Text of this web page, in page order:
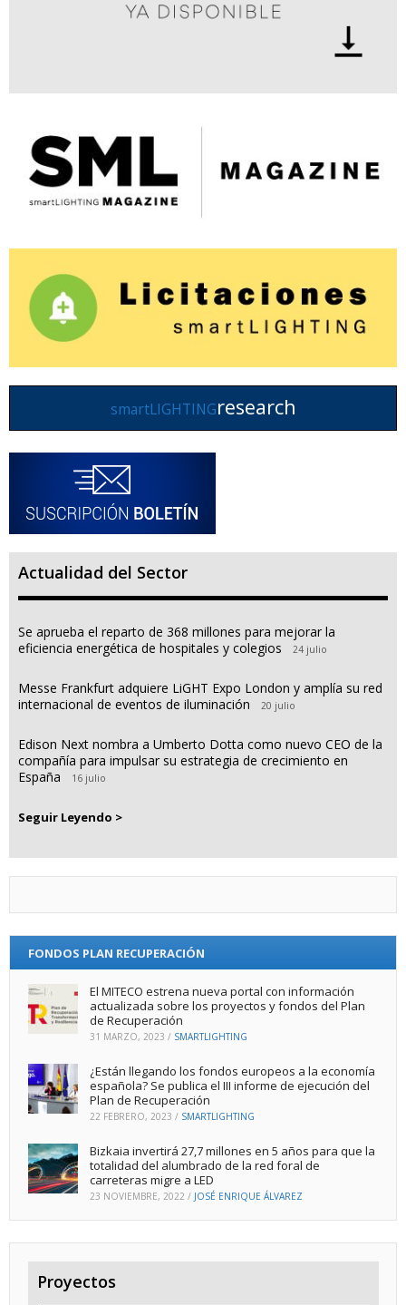
smartLIGHTINGresearch
Actualidad del Sector
Se aprueba el reparto de 368 millones para mejorar la
eficiencia energética de hospitales y colegios
24 julio
Messe Frankfurt adquiere LiGHT Expo London y amplía su red
internacional de eventos de iluminación
20 julio
Edison Next nombra a Umberto Dotta como nuevo CEO de la
compañía para impulsar su estrategia de crecimiento en
España
16 julio
Seguir Leyendo >
FONDOS PLAN RECUPERACIÓN
El MITECO estrena nueva portal con información
actualizada sobre los proyectos y fondos del Plan
de Recuperación
31 MARZO, 2023 / SMARTLIGHTING
¿Están llegando los fondos europeos a la economía
española? Se publica el III informe de ejecución del
Plan de Recuperación
22 FEBRERO, 2023 / SMARTLIGHTING
Bizkaia invertirá 27,7 millones en 5 años para que la
totalidad del alumbrado de la red foral de
carreteras migre a LED
23 NOVIEMBRE, 2022 / JOSÉ ENRIQUE ÁLVAREZ
Proyectos